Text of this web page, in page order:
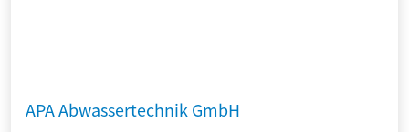
APA Abwassertechnik GmbH